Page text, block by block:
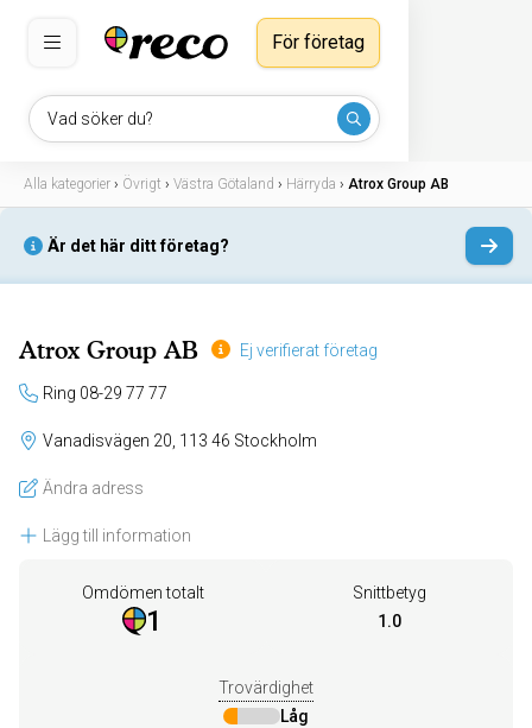
Vad söker du?
För företag
Alla kategorier › Övrigt › Västra Götaland › Härryda › Atrox Group AB
Är det här ditt företag?
Atrox Group AB Ej verifierat företag
Ring 08-29 77 77
Vanadisvägen 20, 113 46 Stockholm
Ändra adress
Lägg till information
Omdömen totalt
1
Snittbetyg
1.0
Trovärdighet
Låg